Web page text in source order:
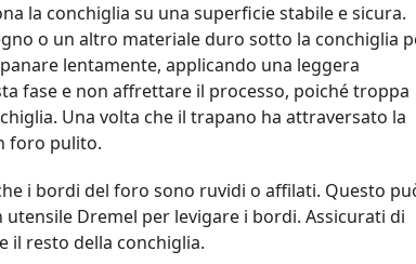
la conchiglia su una superficie stabile e sicura.
o un altro materiale duro sotto la conchiglia
lentamente, applicando una leggera
fase e non affrettare il processo, poiché troppa
Una volta che il trapano ha attraversato la
foro pulito.
i bordi del foro sono ruvidi o affilati. Questo
Dremel per levigare i bordi. Assicurati di
il resto della conchiglia.